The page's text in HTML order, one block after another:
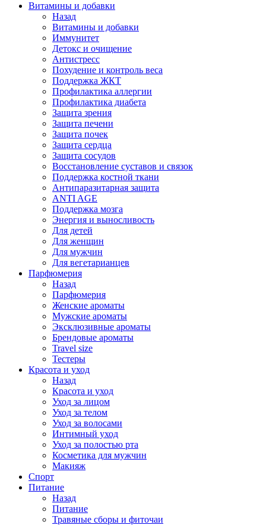
Витамины и добавки
Назад
Витамины и добавки
Иммунитет
Детокс и очищение
Антистресс
Похудение и контроль веса
Поддержка ЖКТ
Профилактика аллергии
Профилактика диабета
Защита зрения
Защита печени
Защита почек
Защита сердца
Защита сосудов
Восстановление суставов и связок
Поддержка костной ткани
Антипаразитарная защита
ANTI AGE
Поддержка мозга
Энергия и выносливость
Для детей
Для женщин
Для мужчин
Для вегетарианцев
Парфюмерия
Назад
Парфюмерия
Женские ароматы
Мужские ароматы
Эксклюзивные ароматы
Брендовые ароматы
Travel size
Тестеры
Красота и уход
Назад
Красота и уход
Уход за лицом
Уход за телом
Уход за волосами
Интимный уход
Уход за полостью рта
Косметика для мужчин
Макияж
Спорт
Питание
Назад
Питание
Травяные сборы и фиточаи